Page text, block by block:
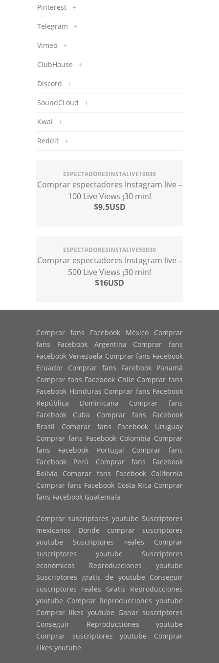
Pinterest +
Telegram +
Vimeo +
ClubHouse +
Discord +
SoundCLoud +
Kwai +
Reddit +
ESPECTADORESINSTALIVE10030
Comprar espectadores Instagram live –
100 Live Views ¡30 min!
$9.5USD
ESPECTADORESINSTALIVE50030
Comprar espectadores Instagram live –
500 Live Views ¡30 min!
$16USD
Comprar fans Facebook México Comprar
fans Facebook Argentina Comprar fans
Facebook Venezuela Comprar fans Facebook
Ecuador Comprar fans Facebook Panamá
Comprar fans Facebook Chile Comprar fans
Facebook Honduras Comprar fans Facebook
República Dominicana Comprar fans
Facebook Cuba Comprar fans Facebook
Brasil Comprar fans Facebook Uruguay
Comprar fans Facebook Colombia Comprar
fans Facebook Portugal Comprar fans
Facebook Perú Comprar fans Facebook
Bolivia Comprar fans Facebook California
Comprar fans Facebook Costa Rica Comprar
fans Facebook Guatemala
Comprar suscriptores youtube Suscriptores
mexicanos Donde comprar suscriptores
youtube Suscriptores reales Comprar
suscriptores youtube Suscriptores
económicos Reproducciones youtube
Suscriptores gratis de youtube Conseguir
suscriptores reales Gratis Reproducciones
youtube Comprar Reproducciones youtube
Comprar likes youtube Ganar suscriptores
Conseguir Reproducciones youtube
Comprar suscriptores youtube Comprar
Likes youtube